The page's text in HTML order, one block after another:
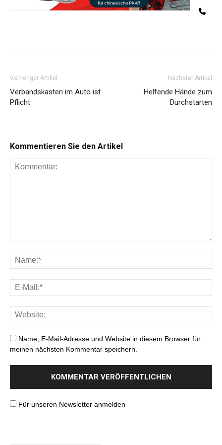
Vorheriger Artikel
Verbandskasten im Auto ist
Pflicht
Nächster Artikel
Helfende Hände zum
Durchstarten
Kommentieren Sie den Artikel
Name, E-Mail-Adresse und Website in diesem Browser für
meinen nächsten Kommentar speichern.
Für unseren Newsletter anmelden